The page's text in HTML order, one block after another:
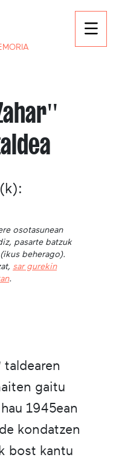
osotasunean
pasarte batzuk
beherago).
sar gurekin
.
taldearen
gaitu
1945ean
kondatzen
bost kantu